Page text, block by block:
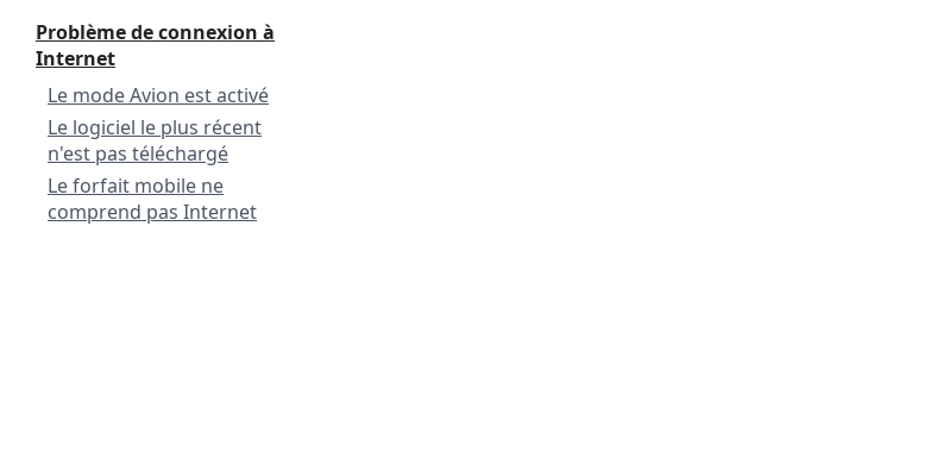
Problème de connexion à
Internet
Le mode Avion est activé
Le logiciel le plus récent
n'est pas téléchargé
Le forfait mobile ne
comprend pas Internet